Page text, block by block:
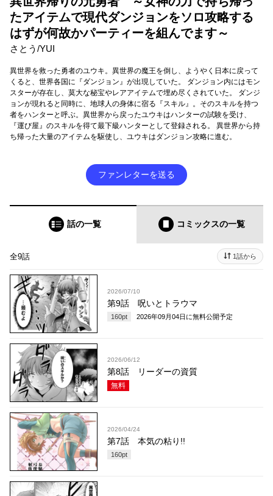
たアイテムで現代ダンジョンをソロ攻略する
はずが何故かパーティーを組んでます～
さとう/YUI
異世界を救った勇者のユウキ。異世界の魔王を倒し、ようやく日本に戻って
くると、世界各国に『ダンジョン』が出現していた。 ダンジョン内にはモン
スターが存在し、莫大な秘宝やレアアイテムで埋め尽くされていた。 ダンジ
ョンが現れると同時に、地球人の身体に宿る『スキル』。そのスキルを持つ
者をハンターと呼ぶ。異世界から戻ったユウキはハンターの試験を受け、
『運び屋』のスキルを得て最下級ハンターとして登録される。 異世界から持
ち帰った大量のアイテムを駆使し、ユウキはダンジョン攻略に進む。
ファンレターを送る
話の一覧 コミックスの一覧
全9話 1話から
2026/07/10
第9話 呪いとトラウマ
160pt 2026年09月04日 に無料公開予定
2026/06/12
第8話 リーダーの資質
無料
2026/04/24
第7話 本気の粘り!!
160pt